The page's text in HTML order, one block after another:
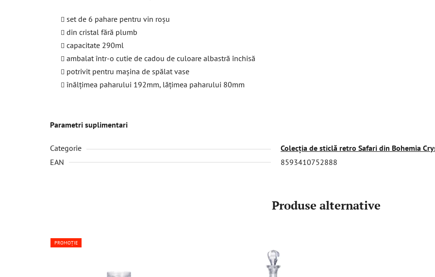
set de 6 pahare pentru vin roșu
din cristal fără plumb
capacitate 290ml
ambalat într-o cutie de cadou de culoare albastră închisă
potrivit pentru mașina de spălat vase
înălțimea paharului 192mm, lățimea paharului 80mm
Parametri suplimentari
Categorie
Colecția de sticlă retro Safari din Bohemia
EAN
8593410752888
Produse alternative
PROMOȚIE